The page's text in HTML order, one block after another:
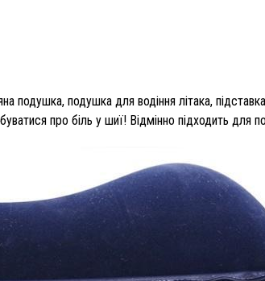
подушка для водіння літака,
про біль у шиї! Відмінно підходить для